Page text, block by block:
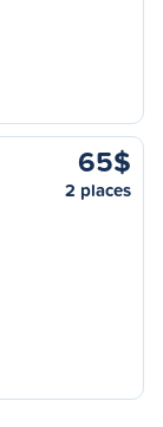
65$
2 places